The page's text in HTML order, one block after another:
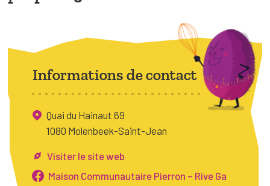
Espace pro
Bruxelles Temps Libre
Informations de contact
Quai du Hainaut 69
1080 Molenbeek-Saint-Jean
Visiter le site web
Maison Communautaire Pierron – Rive Ga